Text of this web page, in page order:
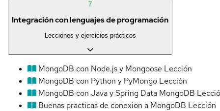
7
Integración con lenguajes de programación
Lecciones y ejercicios prácticos
MongoDB con Node.js y Mongoose Lección
MongoDB con Python y PyMongo Lección
MongoDB con Java y Spring Data MongoDB
Buenas practicas de conexion a MongoDB Lección